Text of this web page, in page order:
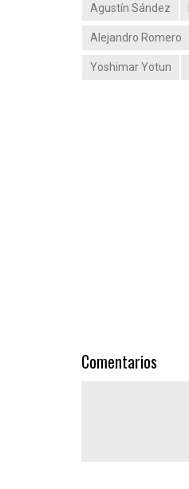
Agustín Sández
Alejandro Romero
Yoshimar Yotun
Comentarios